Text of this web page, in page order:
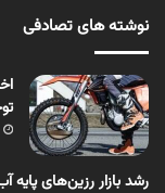
نوشته های تصادفی
رشد بازار رزین‌های